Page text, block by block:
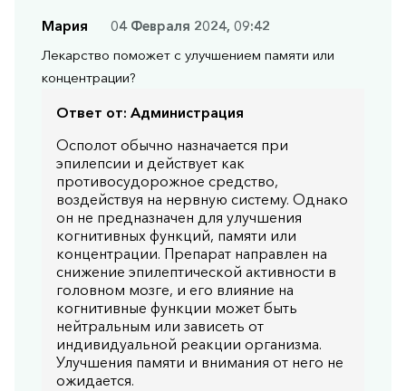
Мария
04 Февраля 2024, 09:42
Лекарство поможет с улучшением памяти или
концентрации?
Ответ от: Администрация
Осполот обычно назначается при
эпилепсии и действует как
противосудорожное средство,
воздействуя на нервную систему. Однако
он не предназначен для улучшения
когнитивных функций, памяти или
концентрации. Препарат направлен на
снижение эпилептической активности в
головном мозге, и его влияние на
когнитивные функции может быть
нейтральным или зависеть от
индивидуальной реакции организма.
Улучшения памяти и внимания от него не
ожидается.